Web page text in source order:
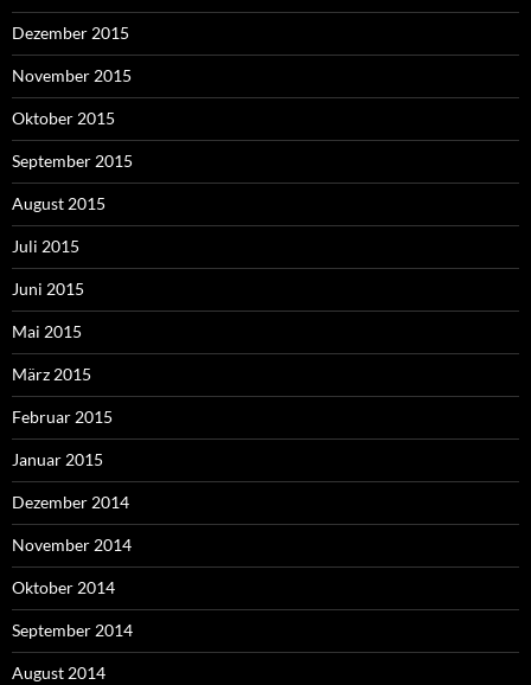
Dezember 2015
November 2015
Oktober 2015
September 2015
August 2015
Juli 2015
Juni 2015
Mai 2015
März 2015
Februar 2015
Januar 2015
Dezember 2014
November 2014
Oktober 2014
September 2014
August 2014